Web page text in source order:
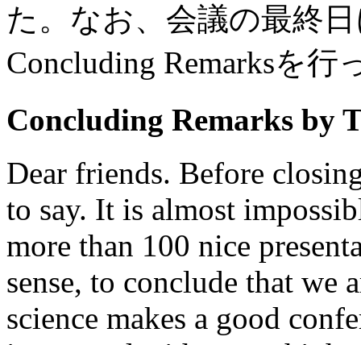
た。なお、会議の最終
Concluding Remarksを行
Concluding Remarks by
Dear friends. Before
to say. It is almost
more than 100 nice
sense, to conclude that we
science makes a good